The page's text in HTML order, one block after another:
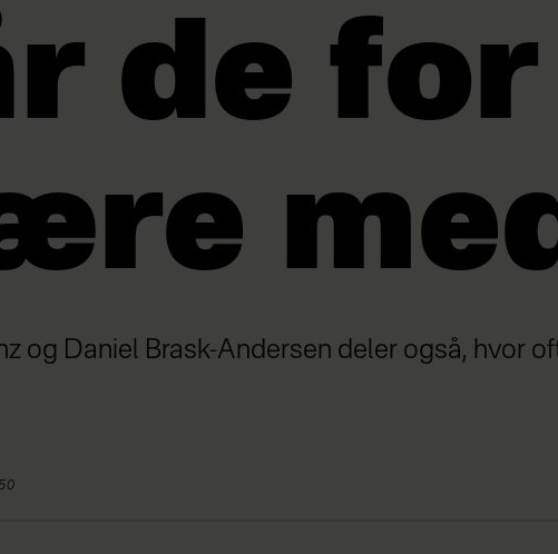
de
og Daniel Brask-Andersen deler også, hvor